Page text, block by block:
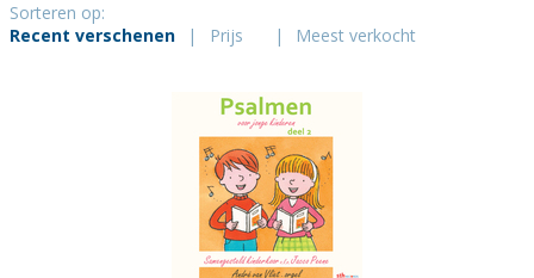
Jacco Peene
Sorteren op:
Recent verschenen
| Prijs | Meest verkocht